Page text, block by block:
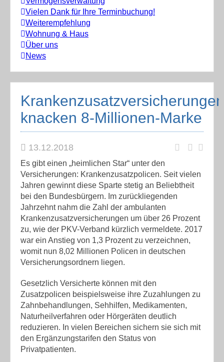
Vielen Dank für Ihre Terminbuchung!
Weiterempfehlung
Wohnung & Haus
Über uns
News
Krankenzusatzversicherungen
knacken 8-Millionen-Marke
13.12.2018
Es gibt einen „heimlichen Star“ unter den
Versicherungen: Krankenzusatzpolicen. Seit vielen
Jahren gewinnt diese Sparte stetig an Beliebtheit
bei den Bundesbürgern. Im zurückliegenden
Jahrzehnt nahm die Zahl der ambulanten
Krankenzusatzversicherungen um über 26 Prozent
zu, wie der PKV-Verband kürzlich vermeldete. 2017
war ein Anstieg von 1,3 Prozent zu verzeichnen,
womit nun 8,02 Millionen Policen in deutschen
Versicherungsordnern liegen.
Gesetzlich Versicherte können mit den
Zusatzpolicen beispielsweise ihre Zuzahlungen zu
Zahnbehandlungen, Sehhilfen, Medikamenten,
Naturheilverfahren oder Hörgeräten deutlich
reduzieren. In vielen Bereichen sichern sie sich mit
den Ergänzungstarifen den Status von
Privatpatienten.